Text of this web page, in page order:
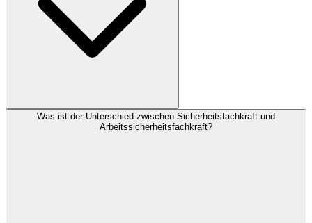
Was ist der Unterschied zwischen Sicherheitsfachkraft und